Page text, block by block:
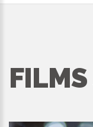
FILMS